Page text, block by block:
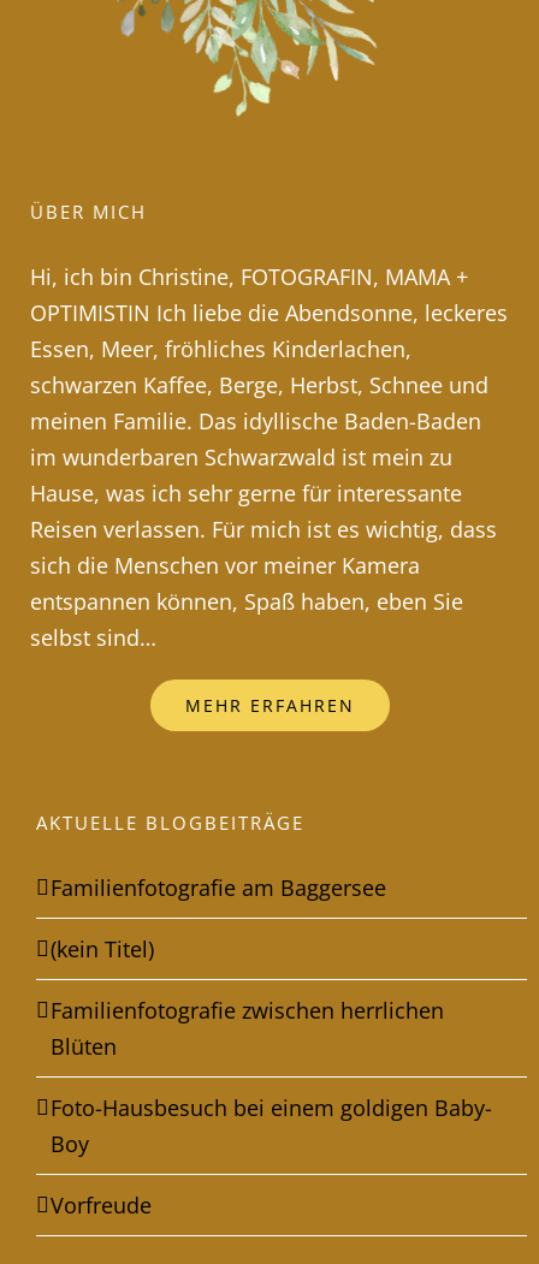
ÜBER MICH
Hi, ich bin Christine, FOTOGRAFIN, MAMA +
OPTIMISTIN Ich liebe die Abendsonne, leckeres
Essen, Meer, fröhliches Kinderlachen,
schwarzen Kaffee, Berge, Herbst, Schnee und
meinen Familie. Das idyllische Baden-Baden
im wunderbaren Schwarzwald ist mein zu
Hause, was ich sehr gerne für interessante
Reisen verlassen. Für mich ist es wichtig, dass
sich die Menschen vor meiner Kamera
entspannen können, Spaß haben, eben Sie
selbst sind…
MEHR ERFAHREN
AKTUELLE BLOGBEITRÄGE
Familienfotografie am Baggersee
(kein Titel)
Familienfotografie zwischen herrlichen
Blüten
Foto-Hausbesuch bei einem goldigen Baby-
Boy
Vorfreude